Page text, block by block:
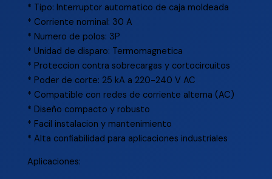
* Tipo: Interruptor automatico de caja moldeada
* Corriente nominal: 30 A
* Numero de polos: 3P
* Unidad de disparo: Termomagnetica
* Proteccion contra sobrecargas y cortocircuitos
* Poder de corte: 25 kA a 220-240 V AC
* Compatible con redes de corriente alterna (AC)
* Diseño compacto y robusto
* Facil instalacion y mantenimiento
* Alta confiabilidad para aplicaciones industriales
Aplicaciones: